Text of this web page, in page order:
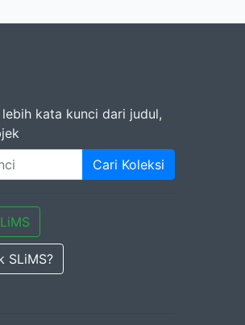
kata kunci dari judul,
Cari Koleksi
SLiMS?